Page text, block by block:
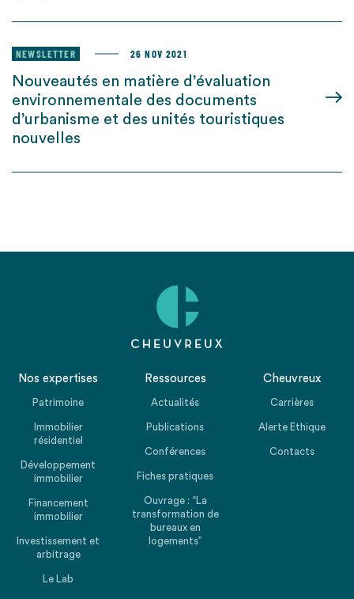
NEWSLETTER 26 NOV 2021
Nouveautés en matière d’évaluation
environnementale des documents
d’urbanisme et des unités touristiques
nouvelles
Nos expertises
Patrimoine
Immobilier
résidentiel
Développement
immobilier
Financement
immobilier
Investissement et
arbitrage
Le Lab
Ressources
Actualités
Publications
Conférences
Fiches pratiques
Ouvrage : “La
transformation de
bureaux en
logements”
Cheuvreux
Carrières
Alerte Ethique
Contacts